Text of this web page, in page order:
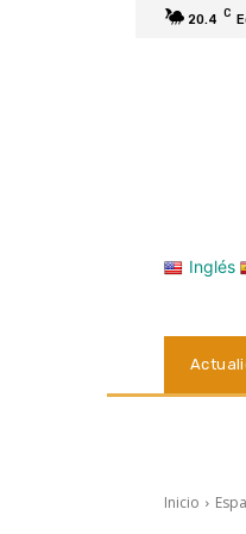
20.4 C
Inglés
Inicio